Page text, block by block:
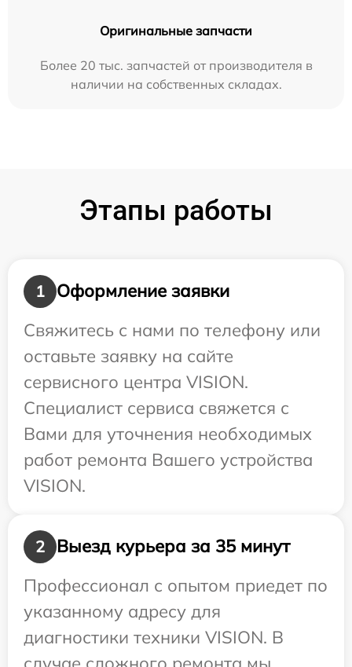
Оригинальные запчасти
Более 20 тыс. запчастей от производителя в
наличии на собственных складах.
Этапы работы
1
Оформление заявки
Свяжитесь с нами по телефону или
оставьте заявку на сайте
сервисного центра VISION.
Специалист сервиса свяжется с
Вами для уточнения необходимых
работ ремонта Вашего устройства
VISION.
2
Выезд курьера за 35 минут
Профессионал с опытом приедет по
указанному адресу для
диагностики техники VISION. В